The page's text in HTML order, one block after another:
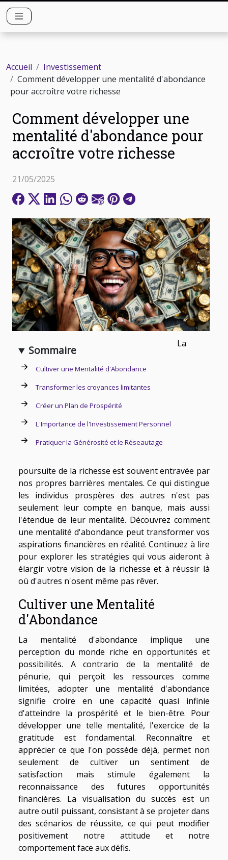
Accueil
Investissement
Comment développer une mentalité d'abondance
pour accroître votre richesse
Comment développer une
mentalité d'abondance pour
accroître votre richesse
21/05/2025
Sommaire
Cultiver une Mentalité d'Abondance
Transformer les croyances limitantes
Créer un Plan de Prospérité
L'Importance de l'Investissement Personnel
Pratiquer la Générosité et le Réseautage
La
poursuite de la richesse est souvent entravée par
nos propres barrières mentales. Ce qui distingue
les individus prospères des autres n'est pas
seulement leur compte en banque, mais aussi
l'étendue de leur mentalité. Découvrez comment
une mentalité d'abondance peut transformer vos
aspirations financières en réalité. Continuez à lire
pour explorer les stratégies qui vous aideront à
élargir votre vision de la richesse et à réussir là
où d'autres n'osent même pas rêver.
Cultiver une Mentalité
d'Abondance
La mentalité d'abondance implique une
perception du monde riche en opportunités et
possibilités. A contrario de la mentalité de
pénurie, qui perçoit les ressources comme
limitées, adopter une mentalité d'abondance
signifie croire en une capacité quasi infinie
d'atteindre la prospérité et le bien-être. Pour
développer une telle mentalité, l'exercice de la
gratitude est fondamental. Reconnaître et
apprécier ce que l'on possède déjà, permet non
seulement de cultiver un sentiment de
satisfaction mais stimule également la
reconnaissance des futures opportunités
financières. La visualisation du succès est un
autre outil puissant, consistant à se projeter dans
des scénarios de réussite, ce qui peut modifier
positivement notre attitude et notre
comportement face aux défis.